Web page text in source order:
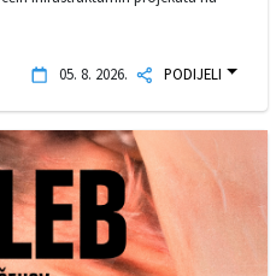
05. 8. 2026. PODIJELI